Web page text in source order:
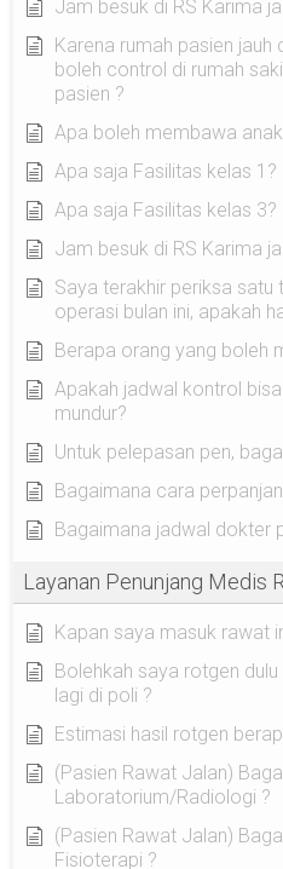
Jam besuk di RS Karima
Karena rumah pasien
boleh control di rumah
pasien ?
Apa boleh membawa
Apa saja Fasilitas kelas 1?
Apa saja Fasilitas kelas 3?
Jam besuk di RS Karima
Saya terakhir periksa satu
operasi bulan ini, apakah
Berapa orang yang boleh
Apakah jadwal kontrol
mundur?
Untuk pelepasan pen,
Bagaimana cara
Bagaimana jadwal dokter
Layanan Penunjang Medis
Kapan saya masuk rawat
Bolehkah saya rotgen
lagi di poli ?
Estimasi hasil rotgen
(Pasien Rawat Jalan)
Laboratorium/Radiologi ?
(Pasien Rawat Jalan)
Fisioterapi ?